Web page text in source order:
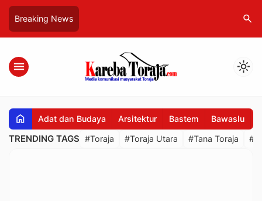
Breaking News search
menu light_mode
home Adat dan Budaya Arsitektur Bastem Bawaslu
TRENDING TAGS #Toraja #Toraja Utara #Tana Toraja